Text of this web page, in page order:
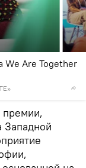
We Are Together
премии,
Западной